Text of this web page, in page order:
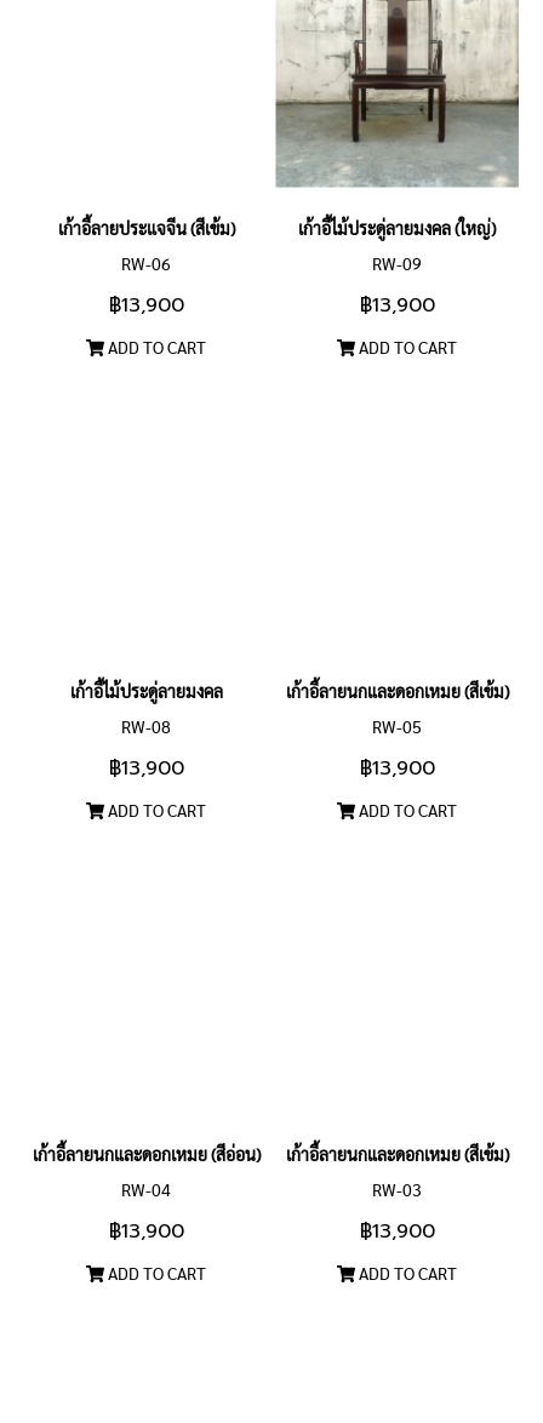
เก้าอี้ลายประแจจีน (สีเข้ม)
RW-06
฿13,900
ADD TO CART
เก้าอี้ไม้ประดู่ลายมงคล (ใหญ่)
RW-09
฿13,900
ADD TO CART
เก้าอี้ไม้ประดู่ลายมงคล
RW-08
฿13,900
ADD TO CART
เก้าอี้ลายนกและดอกเหมย (สีเข้ม)
RW-05
฿13,900
ADD TO CART
เก้าอี้ลายนกและดอกเหมย (สีอ่อน)
RW-04
฿13,900
ADD TO CART
เก้าอี้ลายนกและดอกเหมย (สีเข้ม)
RW-03
฿13,900
ADD TO CART